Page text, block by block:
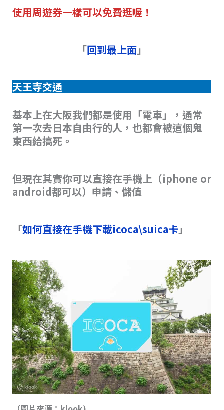
使用周遊券一樣可以免費逛喔！
「回到最上面」
天王寺交通
基本上在大阪我們都是使用「電車」，通常
第一次去日本自由行的人，也都會被這個鬼
東西給搞死。
但現在其實你可以直接在手機上（iphone or
android都可以）申請、儲值
「如何直接在手機下載icoca\suica卡」